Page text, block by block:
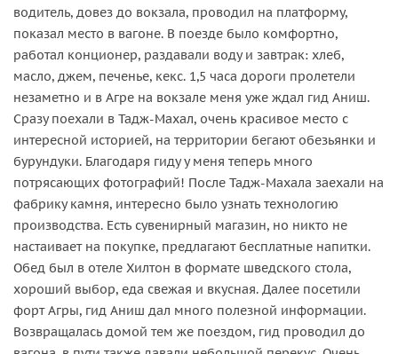
водитель, довез до вокзала, проводил на платформу,
показал место в вагоне. В поезде было комфортно,
работал конционер, раздавали воду и завтрак: хлеб,
масло, джем, печенье, кекс. 1,5 часа дороги пролетели
незаметно и в Агре на вокзале меня уже ждал гид Аниш.
Сразу поехали в Тадж-Махал, очень красивое место с
интересной историей, на территории бегают обезьянки и
бурундуки. Благодаря гиду у меня теперь много
потрясающих фотографий! После Тадж-Махала заехали на
фабрику камня, интересно было узнать технологию
производства. Есть сувенирный магазин, но никто не
настаивает на покупке, предлагают бесплатные напитки.
Обед был в отеле Хилтон в формате шведского стола,
хороший выбор, еда свежая и вкусная. Далее посетили
форт Агры, гид Аниш дал много полезной информации.
Возвращалась домой тем же поездом, гид проводил до